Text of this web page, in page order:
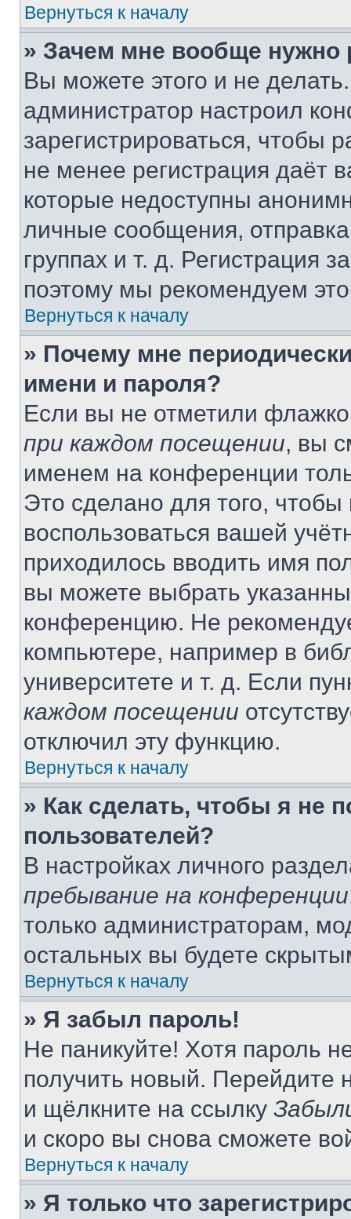
Вернуться к началу
» Зачем мне вообще нужно
Вы можете этого и не
администратор настроил
зарегистрироваться, чтобы
не менее регистрация даёт
которые недоступны
личные сообщения,
группах и т. д. Регистрация
поэтому мы рекомендуем
Вернуться к началу
» Почему мне
имени и пароля?
Если вы не отметили
при каждом посещении, вы
именем на конференции
Это сделано для того, чтобы
воспользоваться вашей
приходилось вводить имя
вы можете выбрать
конференцию. Не
компьютере, например в
университете и т. д. Если
каждом посещении
отключил эту функцию.
Вернуться к началу
» Как сделать, чтобы я не
пользователей?
В настройках личного
пребывание на конференции
только администраторам,
остальных вы будете
Вернуться к началу
» Я забыл пароль!
Не паникуйте! Хотя пароль
получить новый. Перейдите
и щёлкните на ссылку
и скоро вы снова сможете
Вернуться к началу
» Я только что